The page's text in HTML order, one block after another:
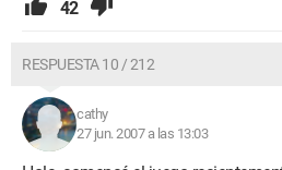
42
RESPUESTA 10 / 212
cathy
27 jun. 2007 a las 13:03